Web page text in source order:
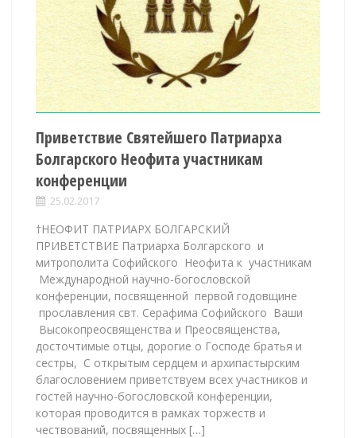
Приветствие Святейшего Патриарха
Болгарского Неофита участникам
конференции
25.02.2017
†НЕОФИТ ПАТРИАРХ БОЛГАРСКИЙ
ПРИВЕТСТВИЕ Патриарха Болгарского и
митрополита Софийского Неофита к участникам
Международной научно-богословской
конференции, посвященной первой годовщине
прославления свт. Серафима Софийского Ваши
Высокопреосвященства и Преосвященства,
досточтимые отцы, дорогие о Господе братья и
сестры, С открытым сердцем и архипастырским
благословением приветствуем всех участников и
гостей научно-богословской конференции,
которая проводится в рамках торжеств и
чествований, посвященных […]